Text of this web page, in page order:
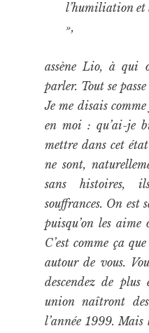
l’humiliation et
»,
assène Lio, à qui
parler. Tout se
Je me disais
en moi : qu’ai-je
mettre dans cet
ne sont,
sans histoires,
souffrances. On est
puisqu’on les
C’est comme ça
autour de vous.
descendez de
union naîtront
l’année 1999.